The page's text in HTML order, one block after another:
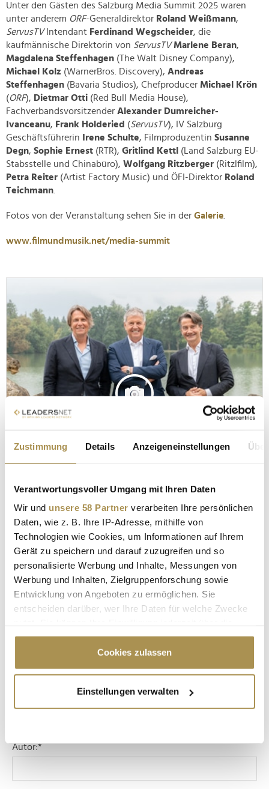
Zustimmung Details Anzeigeneinstellungen
Verantwortungsvoller Umgang mit Ihren Daten
Wir und unsere 58 Partner verarbeiten Ihre persönlichen
Daten, wie z. B. Ihre IP-Adresse, mithilfe von
Technologien wie Cookies, um Informationen auf Ihrem
Gerät zu speichern und darauf zuzugreifen und so
personalisierte Werbung und Inhalte, Messungen von
Werbung und Inhalten, Zielgruppenforschung sowie
Entwicklung von Angeboten zu ermöglichen. Sie
entscheiden darüber, wer Ihre Daten für welche Zwecke
Cookie-Erklärung oder durch Klicken auf das Privacy
Trigger Symbol ändern oder widerrufen
Informationen über Ihre geografische Lage
erfassen, welche bis auf einige Meter genau sein
bestimmten Merkmalen (Fingerprinting) identifizieren
Cookies zulassen
Einstellungen verwalten
Unter den Gästen des Salzburg Media Summit 2025 waren
unter anderem ORF-Generaldirektor Roland Weißmann,
ServusTVIntendant Ferdinand Wegscheider, die
kaufmännische Direktorin von ServusTV Marlene Beran,
Magdalena Steffenhagen (The Walt Disney Company),
Michael Kolz (WarnerBros. Discovery), Andreas
Steffenhagen (Bavaria Studios), Chefproducer Michael Krön
(ORF), Dietmar Otti (Red Bull Media House),
Fachverbandsvorsitzender Alexander Dumreicher-
Ivanceanu, Frank Holderied (ServusTV), IV Salzburg
Geschäftsführerin
Irene Schulte, Filmproduzentin Susanne
Degn, Sophie Ernest (RTR), Gritlind Kettl (Land Salzburg EU-
Stabsstelle und Chinabüro), Wolfgang Ritzberger (Ritzlfilm),
Petra Reiter (Artist Factory Music) und ÖFI-Direktor Roland
Teichmann
Fotos von der Veranstaltung sehen Sie in der Galerie
www.filmundmusik.net/media-summit
FOTOS DER VERANSTALTUNG
© Stefan Resch
SALZBURG SUMMIT
SALZBURG MEDIA SUMMIT
Autor:*